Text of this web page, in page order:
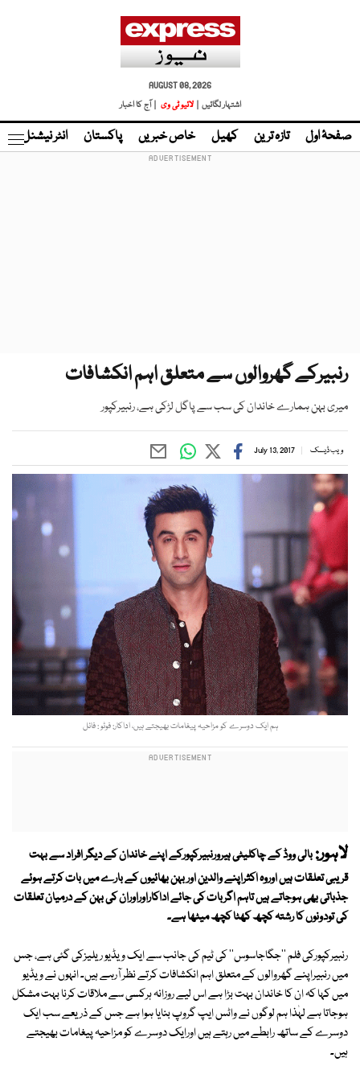
AUGUST 08, 2026
اشتہار لگائیں |
لائیو ٹی وی | آج کا اخبار
صفحۂ اول تازہ ترین کھیل خاص خبریں پاکستان انٹر نیشنل
رنبیرکے گھروالوں سے متعلق اہم انکشافات
میری بہن ہمارے خاندان کی سب سے پاگل لڑکی ہے، رنبیرکپور
ویب ڈیسک July 13, 2017
ہم ایک دوسرے کو مزاحیہ پیغامات بھیجتے ہیں، اداکار: فوٹو : فائل
لاہور:بالی ووڈ کے چاکلیٹی ہیرورنبیرکپورکے اپنے خاندان کے دیگر افراد سے بہت
قریبی تعلقات ہیں اوروہ اکثراپنے والدین اور بہن بھائیوں کے بارے میں بات کرتے ہوئے
جذباتی بھی ہوجاتے ہیں تاہم اگربات کی جائے اداکاراوراوران کی بہن کے درمیان تعلقات
کی تودونوں کا رشتہ کچھ کھٹا کچھ میٹھا ہے۔
رنبیرکپورکی فلم ''جگاجاسوس'' کی ٹیم کی جانب سے ایک ویڈیو ریلیزکی گئی ہے، جس
میں رنبیراپنے گھروالوں کے متعلق اہم انکشافات کرتے نظر آرہے ہیں۔ انہوں نے ویڈیو
میں کہا کہ ان کا خاندان بہت بڑا ہے اس لیے روزانہ ہرکسی سے ملاقات کرنا بہت مشکل
ہوجاتا ہے لہٰذا ہم لوگوں نے واٹس ایپ گروپ بنایا ہوا ہے جس کے ذریعے سب ایک
دوسرے کے ساتھ رابطے میں رہتے ہیں اورایک دوسرے کو مزاحیہ پیغامات بھیجتے
ہیں۔